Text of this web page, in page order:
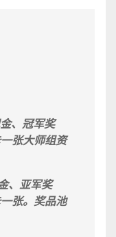
、冠军奖
张大师组资
、亚军奖
张。奖品池